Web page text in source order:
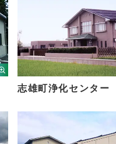
志雄町浄化センター